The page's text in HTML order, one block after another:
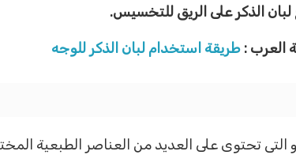
الذكر على الريق للتخسيس.
العرب : طريقة استخدام لبان الذكر للوجه
تحتوى على العديد من العناصر الطبعية